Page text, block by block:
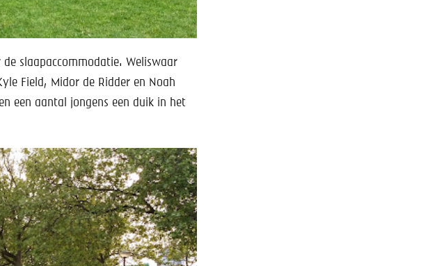
slaapaccommodatie. Weliswaar
Field, Midor de Ridder en Noah
een aantal jongens een duik in het